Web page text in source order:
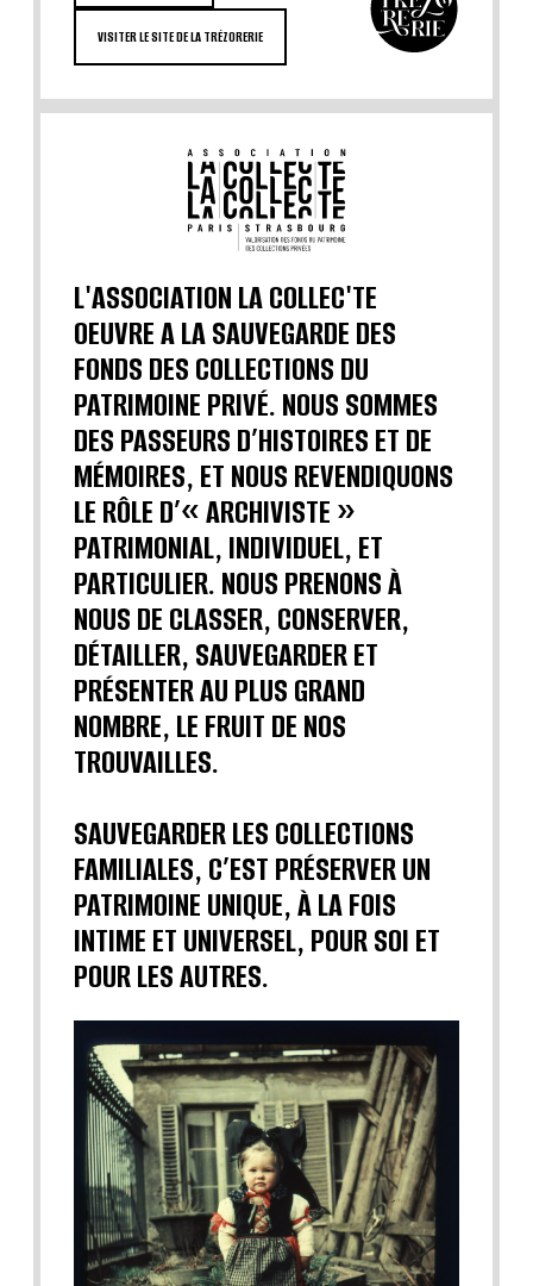
VISITER LE SITE DE LA TRÉZORERIE
L'ASSOCIATION LA COLLEC'TE
OEUVRE A LA SAUVEGARDE DES
FONDS DES COLLECTIONS DU
PATRIMOINE PRIVÉ. NOUS SOMMES
DES PASSEURS D’HISTOIRES ET DE
MÉMOIRES, ET NOUS REVENDIQUONS
LE RÔLE D’« ARCHIVISTE »
PATRIMONIAL, INDIVIDUEL, ET
PARTICULIER. NOUS PRENONS À
NOUS DE CLASSER, CONSERVER,
DÉTAILLER, SAUVEGARDER ET
PRÉSENTER AU PLUS GRAND
NOMBRE, LE FRUIT DE NOS
TROUVAILLES.
SAUVEGARDER LES COLLECTIONS
FAMILIALES, C’EST PRÉSERVER UN
PATRIMOINE UNIQUE, À LA FOIS
INTIME ET UNIVERSEL, POUR SOI ET
POUR LES AUTRES.